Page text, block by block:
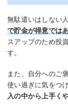
無駄遣いはしない
で貯金が得意では
スアップのため投
す。
また、自分へのご
使い過ぎに気をつ
入の中から上手く